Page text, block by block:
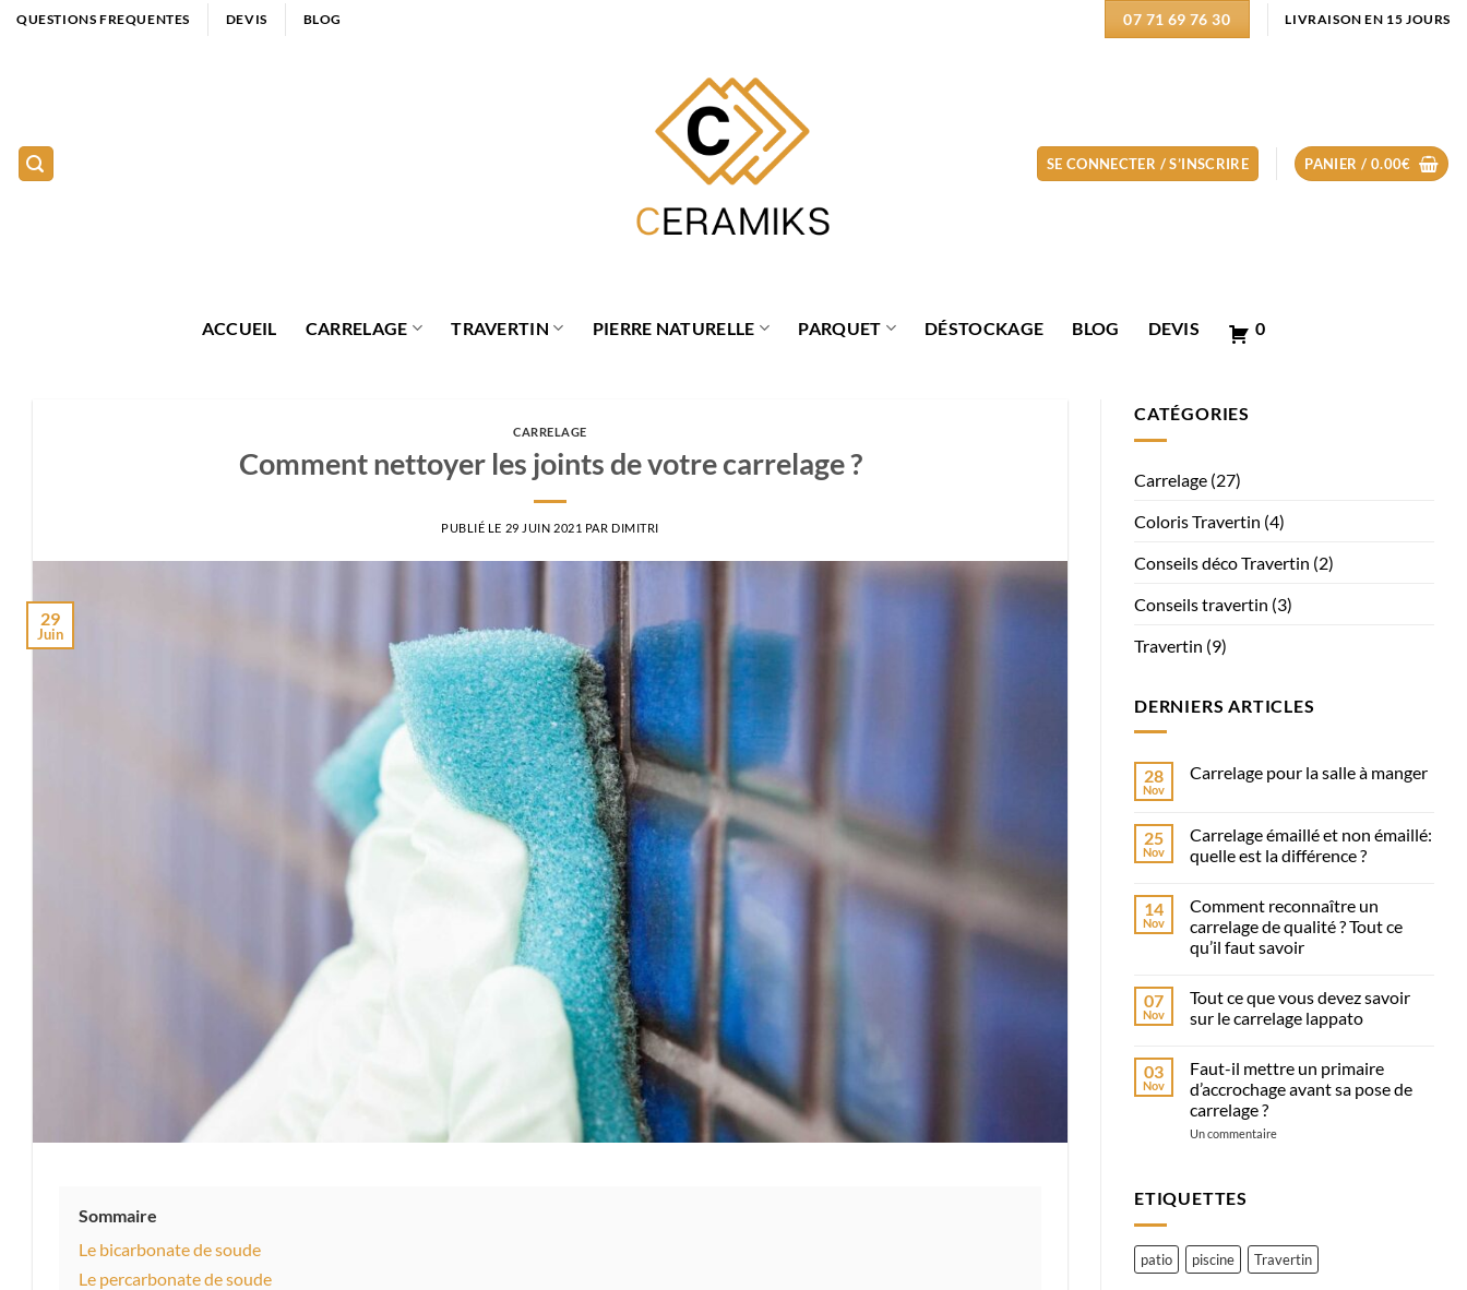
Passer
QUESTIONS FREQUENTES DEVIS BLOG 07 71 69 76 30 LIVRAISON EN 15 JOURS
SE CONNECTER / S’INSCRIRE PANIER / 0.00€
ACCUEIL CARRELAGE TRAVERTIN PIERRE NATURELLE PARQUET DÉSTOCKAGE BLOG DEVIS 0
CARRELAGE
Comment nettoyer les joints de votre carrelage ?
PUBLIÉ LE 29 JUIN 2021 PAR DIMITRI
29
Juin
Sommaire
Le bicarbonate de soude
Le percarbonate de soude
CATÉGORIES
Carrelage (27)
Coloris Travertin (4)
Conseils déco Travertin (2)
Conseils travertin (3)
Travertin (9)
DERNIERS ARTICLES
28
Nov
Carrelage pour la salle à manger
Carrelage
pour
la
manger
25
Nov
Carrelage émaillé et non émaillé:
quelle est la différence ?
sur
Carrelage
émaillé
et
quelle
est
la
14
Nov
Comment reconnaître un
carrelage de qualité ? Tout ce
qu’il faut savoir
sur
Comment
reconnaître
de
qualité
?
Tout
qu’il
07
Nov
Tout ce que vous devez savoir
sur le carrelage lappato
sur
Tout
ce
que
devez
carrelage
03
Nov
Faut-il mettre un primaire
d’accrochage avant sa pose de
carrelage ?
Un commentairesur
sa
pose
de
ETIQUETTES
patio piscine Travertin